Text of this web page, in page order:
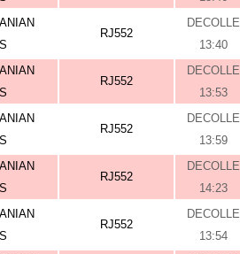
RJ552
DECOLLE
13:40
RJ552
DECOLLE
13:53
RJ552
DECOLLE
13:59
RJ552
DECOLLE
14:23
RJ552
DECOLLE
13:54